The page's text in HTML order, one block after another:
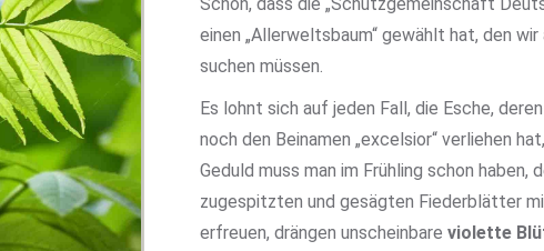
einen „Allerweltsbaum“ gewählt hat, den
suchen müssen.
Es lohnt sich auf jeden Fall, die Esche,
noch den Beinamen „excelsior“ verliehen
Geduld muss man im Frühling schon haben,
zugespitzten und gesägten Fiederblätter
erfreuen, drängen unscheinbare violette